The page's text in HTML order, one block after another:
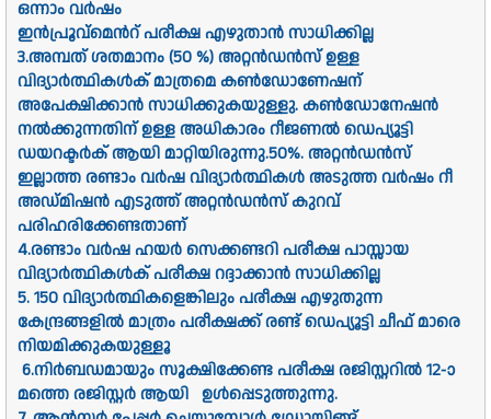
ഒന്നാം വർഷം
ഇൻപ്രൂവ്മെൻറ് പരീക്ഷ എഴുതാൻ സാധിക്കില്ല
3.അമ്പത് ശതമാനം (50 %) അറ്റൻഡൻസ് ഉള്ള
വിദ്യാർത്ഥികൾക് മാത്രമെ കൺഡോണേഷന്
അപേക്ഷിക്കാൻ സാധിക്കുകയുള്ളു. കൺഡോനേഷൻ
നൽക്കുന്നതിന് ഉള്ള അധികാരം റീജണൽ ഡെപ്യൂട്ടി
ഡയറക്ടർക് ആയി മാറ്റിയിരുന്നു.50%. അറ്റൻഡൻസ്
ഇല്ലാത്ത രണ്ടാം വർഷ വിദ്യാർത്ഥികൾ അടുത്ത വർഷം റീ
അഡ്മിഷൻ എടുത്ത് അറ്റൻഡൻസ് കുറവ്
പരിഹരിക്കേണ്ടതാണ്
4.രണ്ടാം വർഷ ഹയർ സെക്കണ്ടറി പരീക്ഷ പാസ്സായ
വിദ്യാർത്ഥികൾക് പരീക്ഷ റദ്ദാക്കാൻ സാധിക്കില്ല
5. 150 വിദ്യാർത്ഥികളെങ്കിലും പരീക്ഷ എഴുതുന്ന
കേന്ദ്രങ്ങളിൽ മാത്രം പരീക്ഷക്ക് രണ്ട് ഡെപ്യൂട്ടി ചീഫ് മാരെ
നിയമിക്കുകയുള്ളൂ
6.നിർബഡമായും സൂക്ഷിക്കേണ്ട പരീക്ഷ രജിസ്റ്ററിൽ 12-ാ
മത്തെ രജിസ്റ്റർ ആയി ഉൾപ്പെടുത്തുന്നു.